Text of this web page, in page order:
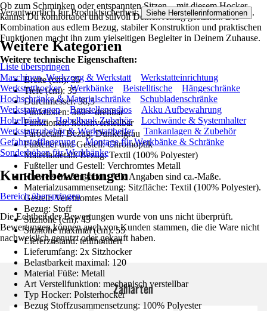
Ob zum Schminken oder entspannten Sitzen – mit diesem Hocker
kannst Du komfortabel und stilvoll Deinen Alltag gestalten. Die
Kombination aus edlem Bezug, stabiler Konstruktion und praktischen
Funktionen macht ihn zum vielseitigen Begleiter in Deinem Zuhause.
Weitere technische Eigenschaften:
Breite (cm): 35
Tiefe (cm): 35
Durchmesser: 38,5
Funktionen: 360∞ drehbar
Funktionen: höhenverstellbar
Farbdetail: Bezug: Dunkelgrau
Fußteller und Gestell: Chromoptik
Materialdetail: Bezug: Textil (100% Polyester)
Fußteller und Gestell: Verchromtes Metall
Hinweis Maßangaben: Alle Angaben sind ca.-Maße.
Materialzusammensetzung: Sitzfläche: Textil (100% Polyester).
Gestell: Verchromtes Metall
Bezug: Stoff
Sitzhöhe (cm): 43
Sitzhöhe maximal (cm): 55
Lieferzustand: teilmontiert
Lieferumfang: 2x Sitzhocker
Belastbarkeit maximal: 120
Material Füße: Metall
Art Verstellfunktion: mechanisch verstellbar
Typ Hocker: Polsterhocker
Bezug Stoffzusammensetzung: 100% Polyester
Verantwortlich für Produktsicherheit: Siehe Herstellerinformationen .
Weitere Kategorien
Liste überspringen
Maschinen, Werkzeug & Werkstatt
Werkstatteinrichtung
Werkstatthocker
Werkbänke Beistelltische
Hängeschränke
Hochschränke & Materialschränke
Schubladenschränke
Werkstattwagen
Baustellenradios
Akku Aufbewahrung
Hobelbänke
Hobelbank Zubehör
Lochwände & Systemhalter
Werkstattzubehör & Werkstatthelfer
Tankanlagen & Zubehör
Gefahrstofflagerung
Montage für Werkbänke & Schränke
Sonderhöhen für Werkbänke
Kundenbewertungen
Bereich überspringen
Die Echtheit der Bewertungen wurde von uns nicht überprüft.
Bewertungen können auch von Kunden stammen, die die Ware nicht
nachweislich genutzt oder gekauft haben.
Zahlarten